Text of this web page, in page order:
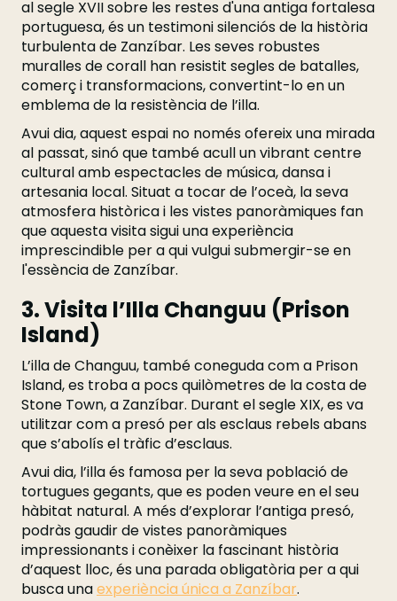
al segle XVII sobre les restes d'una antiga fortalesa
portuguesa, és un testimoni silenciós de la història
turbulenta de Zanzíbar. Les seves robustes
muralles de corall han resistit segles de batalles,
comerç i transformacions, convertint-lo en un
emblema de la resistència de l’illa.
Avui dia, aquest espai no només ofereix una mirada
al passat, sinó que també acull un vibrant centre
cultural amb espectacles de música, dansa i
artesania local. Situat a tocar de l’oceà, la seva
atmosfera històrica i les vistes panoràmiques fan
que aquesta visita sigui una experiència
imprescindible per a qui vulgui submergir-se en
l'essència de Zanzíbar.
3. Visita l’Illa Changuu (Prison
Island)
L’illa de Changuu, també coneguda com a Prison
Island, es troba a pocs quilòmetres de la costa de
Stone Town, a Zanzíbar. Durant el segle XIX, es va
utilitzar com a presó per als esclaus rebels abans
que s’abolís el tràfic d’esclaus.
Avui dia, l’illa és famosa per la seva població de
tortugues gegants, que es poden veure en el seu
hàbitat natural. A més d’explorar l’antiga presó,
podràs gaudir de vistes panoràmiques
impressionants i conèixer la fascinant història
d’aquest lloc, és una parada obligatòria per a qui
busca unaexperiència única a Zanzíbar.